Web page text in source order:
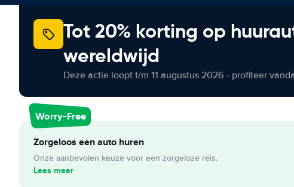
Tot 20% korting op
wereldwijd
Deze actie loopt t/m 11 augustus 2026 - profiteer
Worry-Free
Zorgeloos een auto huren
Onze aanbevolen keuze voor een zorgeloze reis.
Lees meer